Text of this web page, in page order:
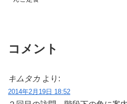
コメント
キムタカ より:
2014年2月19日 18:52